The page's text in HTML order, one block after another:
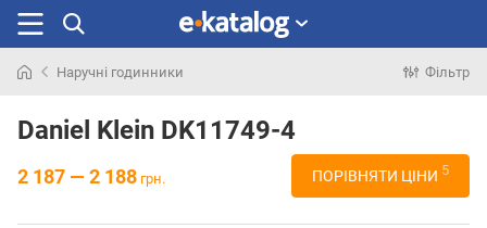
раніше
Наручні годинники Фільтр
Daniel Klein DK11749-4
2 187 — 2 188 грн. ПОРІВНЯТИ ЦІНИ 5